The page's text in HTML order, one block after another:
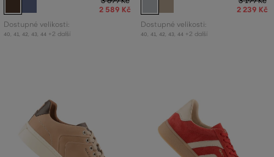
2 589 Kč
Dostupné velikosti:
40 41 42 43 44 +2 další
2 239 Kč
Dostupné velikosti:
40 41 42 43 44 +2 další